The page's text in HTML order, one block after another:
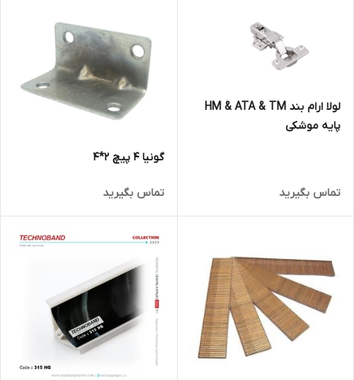
لولا ارام بند HM & ATA & TM
پایه موشکی
تماس بگیرید
گونیا 4 پیچ 2*4
تماس بگیرید